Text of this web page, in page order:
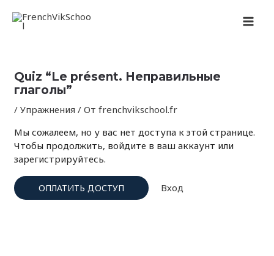
содержимому
Quiz “Le présent. Неправильные
глаголы”
/Упражнения / Отfrenchvikschool.fr
Мы сожалеем, но у вас нет доступа к этой странице.
Чтобы продолжить, войдите в ваш аккаунт или
зарегистрируйтесь.
ОПЛАТИТЬ ДОСТУП Вход
по
записям